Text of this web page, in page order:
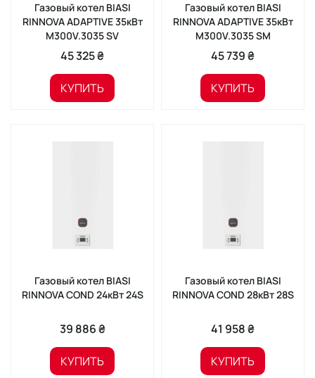
Газовый котел BIASI
RINNOVA ADAPTIVE 35кВт
M300V.3035 SV
45 325 ₴
КУПИТЬ
Газовый котел BIASI
RINNOVA ADAPTIVE 35кВт
M300V.3035 SМ
45 739 ₴
КУПИТЬ
Газовый котел BIASI
RINNOVA COND 24кВт 24S
39 886 ₴
КУПИТЬ
Газовый котел BIASI
RINNOVA COND 28кВт 28S
41 958 ₴
КУПИТЬ